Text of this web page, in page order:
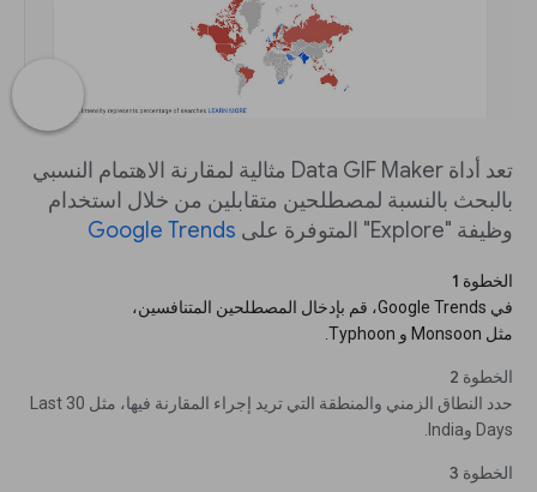
تعد أداة Data GIF Maker مثالية لمقارنة الاهتمام النسبي
بالبحث بالنسبة لمصطلحين متقابلين من خلال استخدام
وظيفة "Explore" المتوفرة على
Google Trends
الخطوة 1
في Google Trends، قم بإدخال المصطلحين المتنافسين،
مثل Monsoon و Typhoon.
الخطوة 2
حدد النطاق الزمني والمنطقة التي تريد إجراء المقارنة فيها، مثل Last 30
Days وIndia.
الخطوة 3